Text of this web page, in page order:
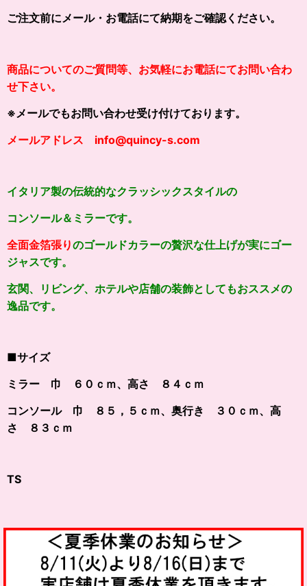
ご注文前にメール・お電話にて納期をご確認ください。
商品についてのご質問等、お気軽にお電話にてお問い合わ
せ下さい。
※メールでもお問い合わせ受け付けております。
メールアドレス info@quincy-s.com
イタリア製の伝統的なクラッシックスタイルの
コンソール＆ミラーです。
全面金箔張りのゴールドカラーの贅沢な仕上げが実にゴー
ジャスです。
玄関、リビング、ホテルや店舗の装飾としてもおススメの
逸品です。
■サイズ
ミラー 巾 ６０ｃｍ、高さ ８４ｃｍ
コンソール 巾 ８５，５ｃｍ、奥行き ３０ｃｍ、高
さ ８３ｃｍ
TS